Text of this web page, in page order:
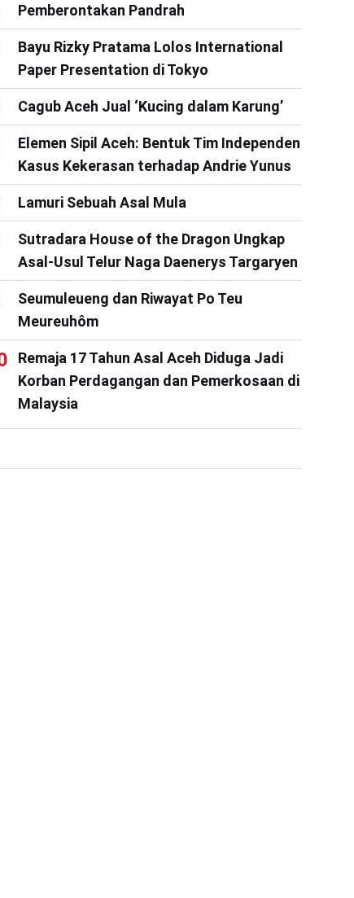
Pemberontakan Pandrah
Bayu Rizky Pratama Lolos International
Paper Presentation di Tokyo
Cagub Aceh Jual ‘Kucing dalam Karung’
Elemen Sipil Aceh: Bentuk Tim Independen
Kasus Kekerasan terhadap Andrie Yunus
Lamuri Sebuah Asal Mula
Sutradara House of the Dragon Ungkap
Asal-Usul Telur Naga Daenerys Targaryen
Seumuleueng dan Riwayat Po Teu
Meureuhôm
Remaja 17 Tahun Asal Aceh Diduga Jadi
Korban Perdagangan dan Pemerkosaan di
Malaysia